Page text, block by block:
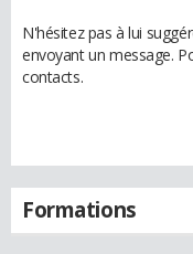
N'hésitez pas à lui
envoyant un message.
contacts.
Formations